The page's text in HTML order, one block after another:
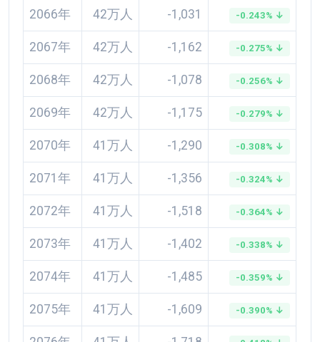
2066年 42万人 -1,031 -0.243% ↓
2067年 42万人 -1,162 -0.275% ↓
2068年 42万人 -1,078 -0.256% ↓
2069年 42万人 -1,175 -0.279% ↓
2070年 41万人 -1,290 -0.308% ↓
2071年 41万人 -1,356 -0.324% ↓
2072年 41万人 -1,518 -0.364% ↓
2073年 41万人 -1,402 -0.338% ↓
2074年 41万人 -1,485 -0.359% ↓
2075年 41万人 -1,609 -0.390% ↓